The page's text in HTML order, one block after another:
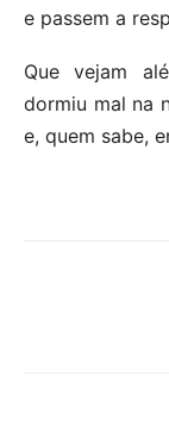
e passem a
Que vejam
dormiu mal na
e, quem sabe,